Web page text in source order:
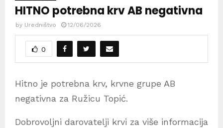
HITNO potrebna krv AB negativna
by Uredništvo 12/06/2026
0
Hitno je potrebna krv, krvne grupe AB
negativna za Ružicu Topić.
Dobrovoljni darovatelji krvi za više informacija